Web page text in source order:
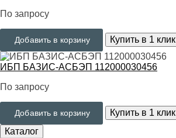
По запросу
Добавить в корзину Купить в 1 клик
ИБП БАЗИС-АСБЭП 112000030456
По запросу
Добавить в корзину
Купить в 1 клик
Каталог